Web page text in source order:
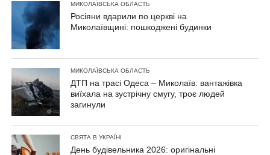
МИКОЛАЇВСЬКА ОБЛАСТЬ
Росіяни вдарили по церкві на
Миколаївщині: пошкоджені будинки
МИКОЛАЇВСЬКА ОБЛАСТЬ
ДТП на трасі Одеса – Миколаїв: вантажівка
виїхала на зустрічну смугу, троє людей
загинули
СВЯТА В УКРАЇНІ
День будівельника 2026: оригінальні